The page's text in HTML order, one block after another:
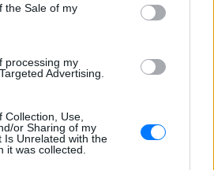
the Sale of my
processing my
Advertising.
Use,
or Sharing of my
Is Unrelated with the
it was collected.
Τουρισμός για Όλους
2026‑2027: Ποια ΑΦΜ